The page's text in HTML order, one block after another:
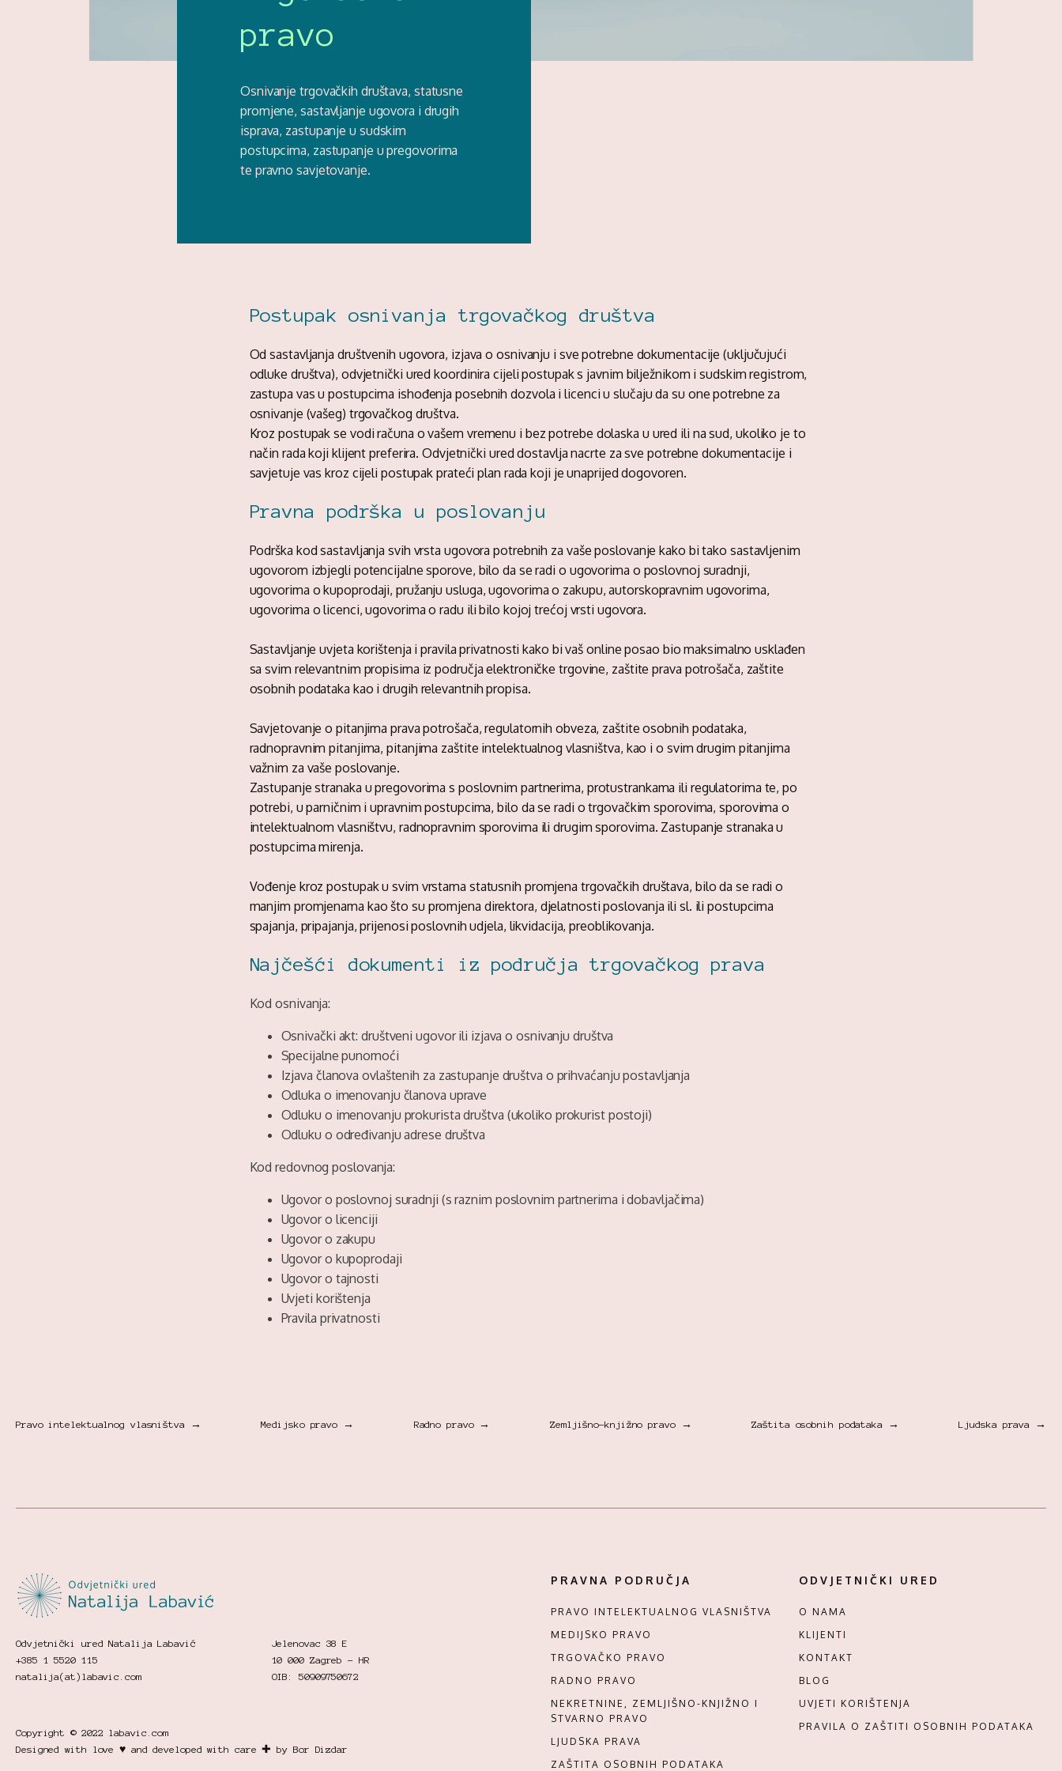
pravo
Osnivanje trgovačkih društava, statusne
promjene, sastavljanje ugovora i drugih
isprava, zastupanje u sudskim
postupcima, zastupanje u pregovorima
te pravno savjetovanje.
Postupak osnivanja trgovačkog društva
Od sastavljanja društvenih ugovora, izjava o osnivanju i sve potrebne dokumentacije (uključujući
odluke društva), odvjetnički ured koordinira cijeli postupak s javnim bilježnikom i sudskim registrom,
zastupa vas u postupcima ishođenja posebnih dozvola i licenci u slučaju da su one potrebne za
osnivanje (vašeg) trgovačkog društva.
Kroz postupak se vodi računa o vašem vremenu i bez potrebe dolaska u ured ili na sud, ukoliko je to
način rada koji klijent preferira. Odvjetnički ured dostavlja nacrte za sve potrebne dokumentacije i
savjetuje vas kroz cijeli postupak prateći plan rada koji je unaprijed dogovoren.
Pravna podrška u poslovanju
Podrška kod sastavljanja svih vrsta ugovora potrebnih za vaše poslovanje kako bi tako sastavljenim
ugovorom izbjegli potencijalne sporove, bilo da se radi o ugovorima o poslovnoj suradnji,
ugovorima o kupoprodaji, pružanju usluga, ugovorima o zakupu, autorskopravnim ugovorima,
ugovorima o licenci, ugovorima o radu ili bilo kojoj trećoj vrsti ugovora.
Sastavljanje uvjeta korištenja i pravila privatnosti kako bi vaš online posao bio maksimalno usklađen
sa svim relevantnim propisima iz područja elektroničke trgovine, zaštite prava potrošača, zaštite
osobnih podataka kao i drugih relevantnih propisa.
Savjetovanje o pitanjima prava potrošača, regulatornih obveza, zaštite osobnih podataka,
radnopravnim pitanjima, pitanjima zaštite intelektualnog vlasništva, kao i o svim drugim pitanjima
važnim za vaše poslovanje.
Zastupanje stranaka u pregovorima s poslovnim partnerima, protustrankama ili regulatorima te, po
potrebi, u parničnim i upravnim postupcima, bilo da se radi o trgovačkim sporovima, sporovima o
intelektualnom vlasništvu, radnopravnim sporovima ili drugim sporovima. Zastupanje stranaka u
postupcima mirenja.
Vođenje kroz postupak u svim vrstama statusnih promjena trgovačkih društava, bilo da se radi o
manjim promjenama kao što su promjena direktora, djelatnosti poslovanja ili sl. ili postupcima
spajanja, pripajanja, prijenosi poslovnih udjela, likvidacija, preoblikovanja.
Najčešći dokumenti iz područja trgovačkog prava
Kod osnivanja:
Osnivački akt: društveni ugovor ili izjava o osnivanju društva
Specijalne punomoći
Izjava članova ovlaštenih za zastupanje društva o prihvaćanju postavljanja
Odluka o imenovanju članova uprave
Odluku o imenovanju prokurista društva (ukoliko prokurist postoji)
Odluku o određivanju adrese društva
Kod redovnog poslovanja:
Ugovor o poslovnoj suradnji (s raznim poslovnim partnerima i dobavljačima)
Ugovor o licenciji
Ugovor o zakupu
Ugovor o kupoprodaji
Ugovor o tajnosti
Uvjeti korištenja
Pravila privatnosti
Pravo intelektualnog vlasništva → Medijsko pravo → Radno pravo → Zemljišno-knjižno pravo → Zaštita osobnih podataka → Ljudska prava →
Odvjetnički ured Natalija Labavić
+385 1 5520 115
natalija(at)labavic.com
Jelenovac 38 E
10 000 Zagreb - HR
OIB: 50909750672
Copyright © 2022 labavic.com
Designed with love ♥ and developed with care ✚ by Bor Dizdar
PRAVNA PODRUČJA
PRAVO INTELEKTUALNOG VLASNIŠTVA
MEDIJSKO PRAVO
TRGOVAČKO PRAVO
RADNO PRAVO
NEKRETNINE, ZEMLJIŠNO-KNJIŽNO I
STVARNO PRAVO
LJUDSKA PRAVA
ZAŠTITA OSOBNIH PODATAKA
ODVJETNIČKI URED
O NAMA
KLIJENTI
KONTAKT
BLOG
UVJETI KORIŠTENJA
PRAVILA O ZAŠTITI OSOBNIH PODATAKA